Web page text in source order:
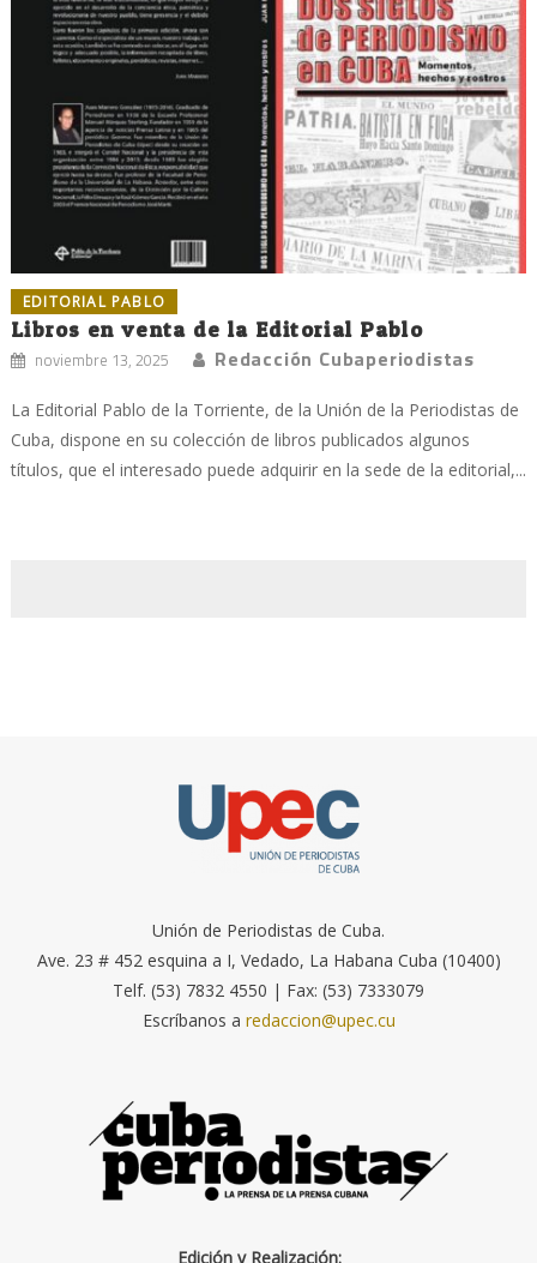
EDITORIAL PABLO
Libros en venta de la Editorial Pablo
noviembre 13, 2025 Redacción Cubaperiodistas
La Editorial Pablo de la Torriente, de la Unión de la Periodistas de
Cuba, dispone en su colección de libros publicados algunos
títulos, que el interesado puede adquirir en la sede de la editorial,...
Unión de Periodistas de Cuba.
Ave. 23 # 452 esquina a I, Vedado, La Habana Cuba (10400)
Telf. (53) 7832 4550 | Fax: (53) 7333079
Escríbanos a redaccion@upec.cu
Edición y Realización: